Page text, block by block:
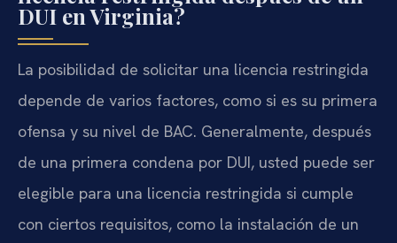
DUI en Virginia?
La posibilidad de solicitar una licencia restringida
depende de varios factores, como si es su primera
ofensa y su nivel de BAC. Generalmente, después
de una primera condena por DUI, usted puede ser
elegible para una licencia restringida si cumple
con ciertos requisitos, como la instalación de un